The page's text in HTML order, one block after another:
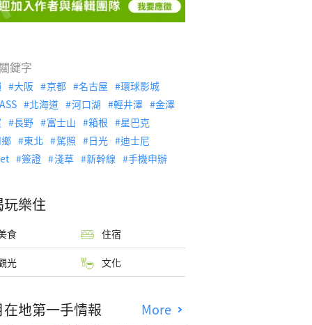
鍵字
大阪 京都 名古屋
環球影城
北海道 河口湖 輕井澤
金澤
長野 富士山 箱根
星巴克
東北 駕照 日光
迪士尼
簽證 淺草 新幹線 手機申辦
樂住
食 住宿
光 文化
地第一手情報 More